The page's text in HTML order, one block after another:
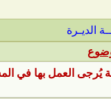
الديـرة
يُرجى العمل بها في